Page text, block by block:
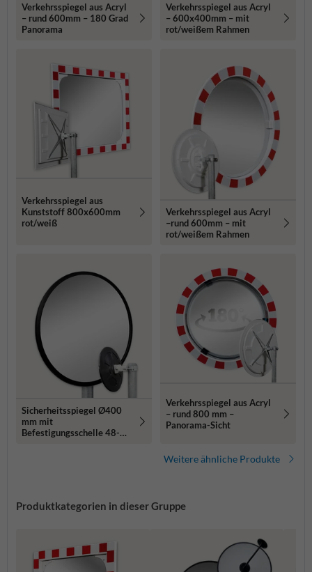
Verkehrsspiegel aus Acryl
– rund 600mm – 180 Grad
Panorama
Verkehrsspiegel aus Acryl
– 600x400mm – mit
rot/weißem Rahmen
Verkehrsspiegel aus
Kunststoff 800x600mm
rot/weiß
Verkehrsspiegel aus Acryl
–rund 600mm – mit
rot/weißem Rahmen
Sicherheitsspiegel Ø400
mm mit
Befestigungsschelle 48-90
Verkehrsspiegel aus Acryl
– rund 800 mm –
Panorama-Sicht
Weitere ähnliche Produkte
Produktkategorien in dieser Gruppe